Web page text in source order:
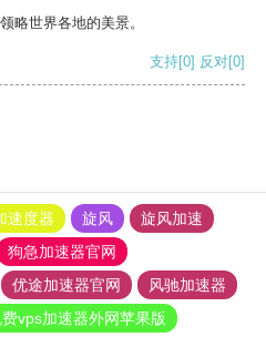
略世界各地的美景。
支持[0] 反对[0]
速度器 旋风
旋风加速
狗急加速器官网
优途加速器官网
风驰加速器
vps加速器外网苹果版